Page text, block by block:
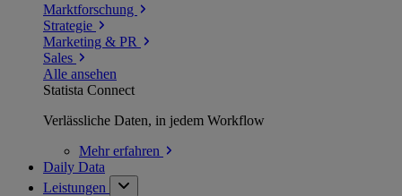
Marktforschung
Strategie
Marketing & PR
Sales
Alle ansehen
Statista Connect
Verlässliche Daten, in jedem Workflow
Mehrerfahren
Daily Data
Leistungen